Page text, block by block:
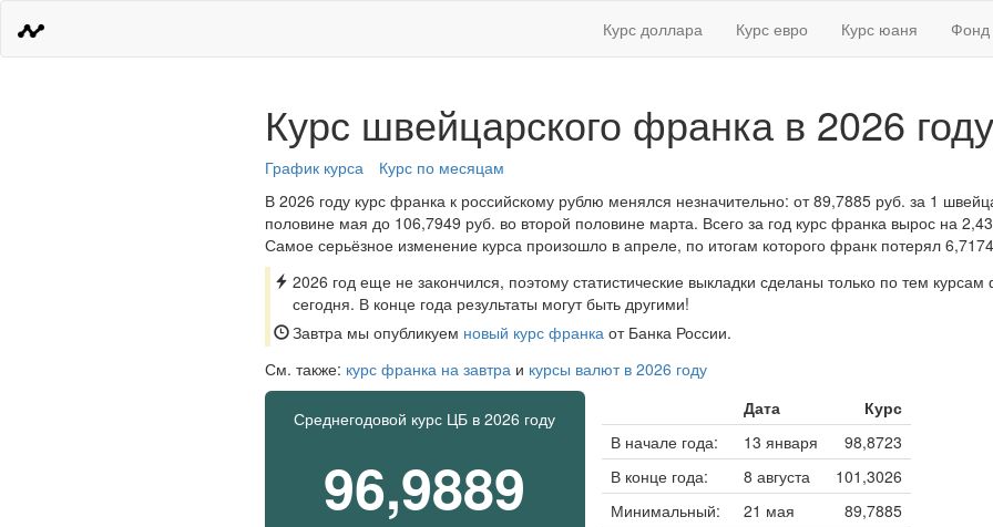
Курс доллара Курс евро Курс юаня Фонд
Курс швейцарского франка в 2026 году
График курса
Курс по месяцам
В 2026 году курс франка к российскому рублю менялся незначительно: от 89,7885 руб. за 1
половине мая до 106,7949 руб. во второй половине марта. Всего за год курс франка вырос на
Самое серьёзное изменение курса произошло в апреле, по итогам которого франк потерял
2026 год еще не закончился, поэтому статистические выкладки сделаны только по тем
сегодня. В конце года результаты могут быть другими!
Завтра мы опубликуем новый курс франка от Банка России.
См. также: курс франка на завтра и курсы валют в 2026 году
Среднегодовой курс ЦБ в 2026 году
96,9889
Дата
Курс
В начале года:
13 января
98,8723
В конце года:
8 августа
101,3026
Минимальный:
21 мая
89,7885